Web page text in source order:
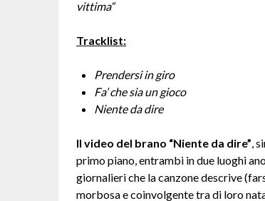
vittima“
Tracklist:
Prendersi in giro
Fa’ che sia un gioco
Niente da dire
Il video del brano “Niente da dire”,
primo piano, entrambi in due luoghi
giornalieri che la canzone descrive
morbosa e coinvolgente tra di loro